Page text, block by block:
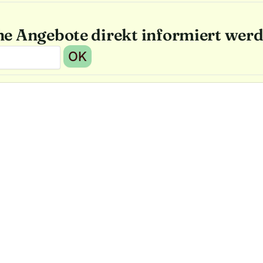
Angebote direkt informiert
OK